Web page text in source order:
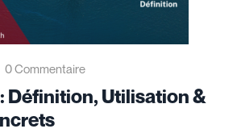
0 Commentaire
: Définition, Utilisation &